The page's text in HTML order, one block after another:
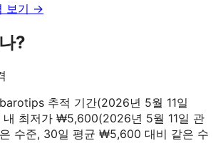
보기 →
?
추적 기간(2026년 5월 11일
최저가 ₩5,600(2026년 5월 11일 관
수준, 30일 평균 ₩5,600 대비 같은 수